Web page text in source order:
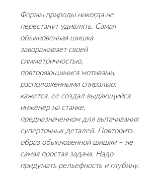
Формы природы никогда не
перестанут удивлять. Самая
обыкновенная шишка
завораживает своей
симметричностью,
повторяющимися мотивами,
расположенными спиралью;
кажется, ее создал выдающийся
инженер на станке,
предназначенном для вытачивания
суперточных деталей. Повторить
образ обыкновенной шишки – не
самая простая задача. Надо
придумать рельефность и глубину,